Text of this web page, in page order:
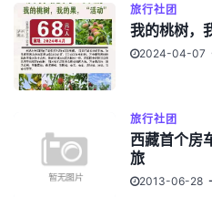
旅行社团
我的桃树，
2024-04-07
旅行社团
西藏首个房
旅
2013-06-28